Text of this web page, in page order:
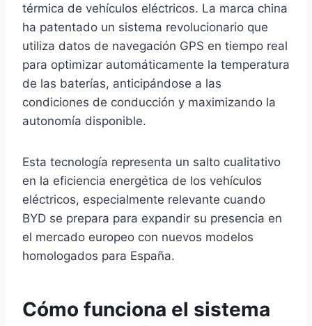
térmica de vehículos eléctricos. La marca china
ha patentado un sistema revolucionario que
utiliza datos de navegación GPS en tiempo real
para optimizar automáticamente la temperatura
de las baterías, anticipándose a las
condiciones de conducción y maximizando la
autonomía disponible.
Esta tecnología representa un salto cualitativo
en la eficiencia energética de los vehículos
eléctricos, especialmente relevante cuando
BYD se prepara para expandir su presencia en
el mercado europeo con nuevos modelos
homologados para España.
Cómo funciona el sistema